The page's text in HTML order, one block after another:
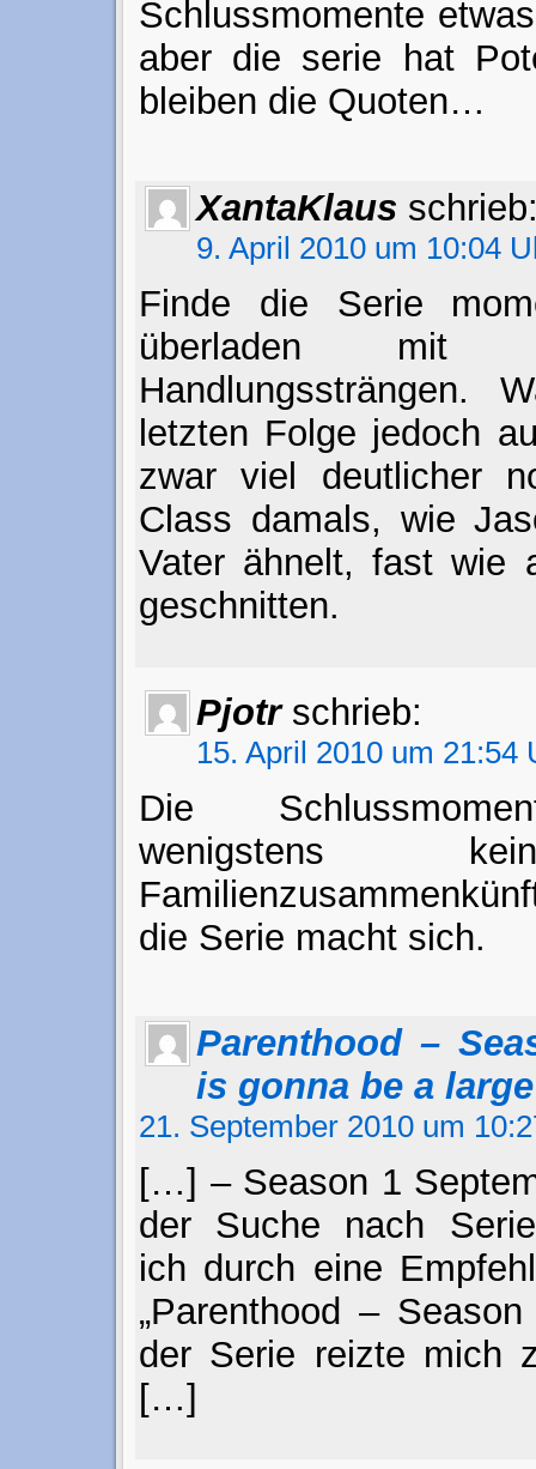
Schlussmomente
aber die serie hat
bleiben die Quoten…
XantaKlaus
9. April 2010 um 10:04
Finde die Serie
überladen mit
Handlungssträngen.
letzten Folge jedoch
zwar viel deutlicher
Class damals, wie
Vater ähnelt, fast wie
geschnitten.
Pjotr schrieb:
15. April 2010 um 21:54
Die
wenigstens
die Serie macht sich.
Parenthood –
is gonna be a
21. September 2010 um
[…] – Season 1
der Suche nach
ich durch eine
„Parenthood –
der Serie reizte mich
[…]